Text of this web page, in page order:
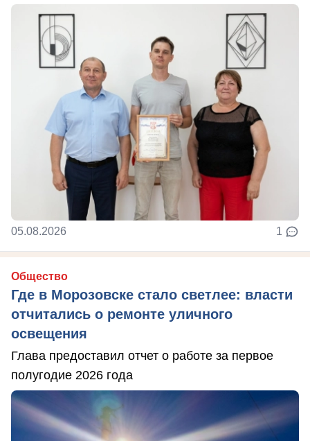
05.08.2026 1
Общество
Где в Морозовске стало светлее: власти
отчитались о ремонте уличного
освещения
Глава предоставил отчет о работе за первое
полугодие 2026 года